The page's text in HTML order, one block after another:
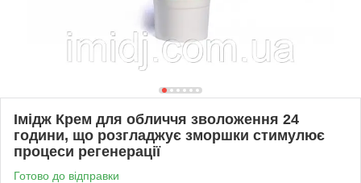
Імідж Крем для обличчя зволоження 24
години, що розгладжує зморшки стимулює
процеси регенерації
Готово до відправки